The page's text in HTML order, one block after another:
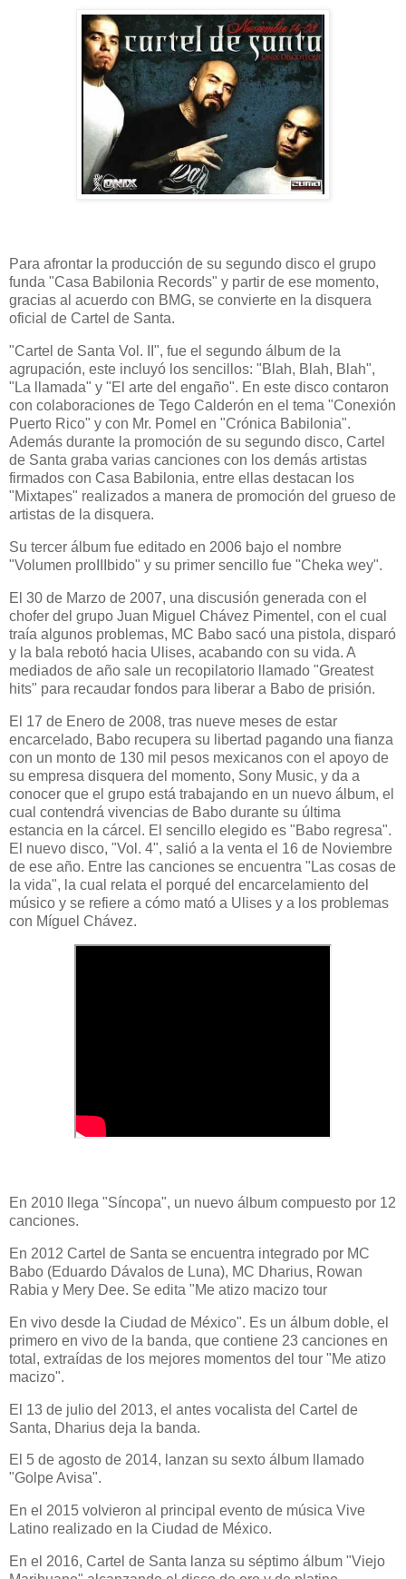
Para afrontar la producción de su segundo disco el grupo
funda "Casa Babilonia Records" y partir de ese momento,
gracias al acuerdo con BMG, se convierte en la disquera
oficial de Cartel de Santa.
"Cartel de Santa Vol. II", fue el segundo álbum de la
agrupación, este incluyó los sencillos: "Blah, Blah, Blah",
"La llamada" y "El arte del engaño". En este disco contaron
con colaboraciones de Tego Calderón en el tema "Conexión
Puerto Rico" y con Mr. Pomel en "Crónica Babilonia".
Además durante la promoción de su segundo disco, Cartel
de Santa graba varias canciones con los demás artistas
firmados con Casa Babilonia, entre ellas destacan los
"Mixtapes" realizados a manera de promoción del grueso de
artistas de la disquera.
Su tercer álbum fue editado en 2006 bajo el nombre
"Volumen proIIIbido" y su primer sencillo fue "Cheka wey".
El 30 de Marzo de 2007, una discusión generada con el
chofer del grupo Juan Miguel Chávez Pimentel, con el cual
traía algunos problemas, MC Babo sacó una pistola, disparó
y la bala rebotó hacia Ulises, acabando con su vida. A
mediados de año sale un recopilatorio llamado "Greatest
hits" para recaudar fondos para liberar a Babo de prisión.
El 17 de Enero de 2008, tras nueve meses de estar
encarcelado, Babo recupera su libertad pagando una fianza
con un monto de 130 mil pesos mexicanos con el apoyo de
su empresa disquera del momento, Sony Music, y da a
conocer que el grupo está trabajando en un nuevo álbum, el
cual contendrá vivencias de Babo durante su última
estancia en la cárcel. El sencillo elegido es "Babo regresa".
El nuevo disco, "Vol. 4", salió a la venta el 16 de Noviembre
de ese año. Entre las canciones se encuentra "Las cosas de
la vida", la cual relata el porqué del encarcelamiento del
músico y se refiere a cómo mató a Ulises y a los problemas
con Míguel Chávez.
En 2010 llega "Síncopa", un nuevo álbum compuesto por 12
canciones.
En 2012 Cartel de Santa se encuentra integrado por MC
Babo (Eduardo Dávalos de Luna), MC Dharius, Rowan
Rabia y Mery Dee. Se edita "Me atizo macizo tour
En vivo desde la Ciudad de México". Es un álbum doble, el
primero en vivo de la banda, que contiene 23 canciones en
total, extraídas de los mejores momentos del tour "Me atizo
macizo".
El 13 de julio del 2013, el antes vocalista del Cartel de
Santa, Dharius deja la banda.
El 5 de agosto de 2014, lanzan su sexto álbum llamado
"Golpe Avisa".
En el 2015 volvieron al principal evento de música Vive
Latino realizado en la Ciudad de México.
En el 2016, Cartel de Santa lanza su séptimo álbum "Viejo